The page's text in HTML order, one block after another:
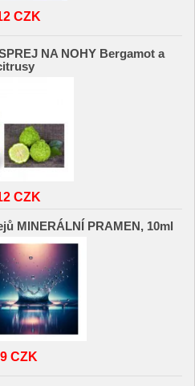
CZK
NA NOHY Bergamot a
CZK
MINERÁLNÍ PRAMEN, 10ml
CZK